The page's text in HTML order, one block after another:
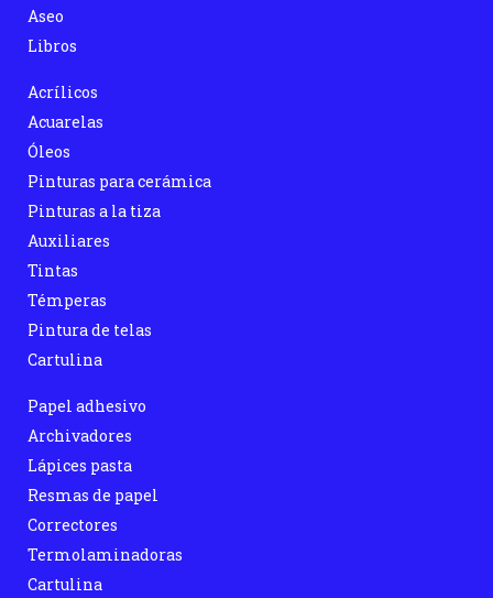
Aseo
Libros
Acrílicos
Acuarelas
Óleos
Pinturas para cerámica
Pinturas a la tiza
Auxiliares
Tintas
Témperas
Pintura de telas
Cartulina
Papel adhesivo
Archivadores
Lápices pasta
Resmas de papel
Correctores
Termolaminadoras
Cartulina